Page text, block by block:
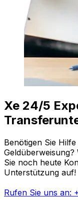
Xe 24/5
Benötigen Sie
Sie noch heute
Unterstützung auf!
Rufen Sie uns an: